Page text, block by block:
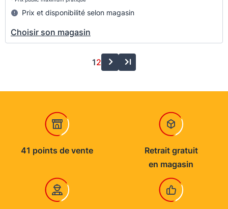
Prix et disponibilité selon magasin
Choisir son magasin
12
41 points de vente
Retrait gratuit
en magasin